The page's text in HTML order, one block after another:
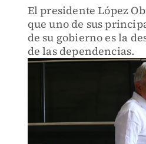
El presidente López
que uno de sus
de su gobierno es la
de las dependencias.